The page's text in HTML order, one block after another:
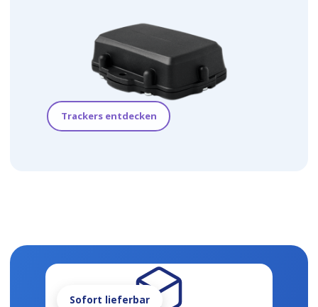
Trackers entdecken
Sofort lieferbar